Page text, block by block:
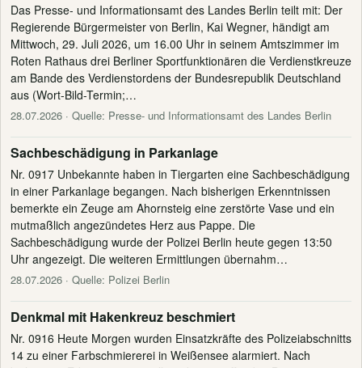
Das Presse- und Informationsamt des Landes Berlin teilt mit: Der
Regierende Bürgermeister von Berlin, Kai Wegner, händigt am
Mittwoch, 29. Juli 2026, um 16.00 Uhr in seinem Amtszimmer im
Roten Rathaus drei Berliner Sportfunktionären die Verdienstkreuze
am Bande des Verdienstordens der Bundesrepublik Deutschland
aus (Wort-Bild-Termin;…
28.07.2026 · Quelle: Presse- und Informationsamt des Landes Berlin
Sachbeschädigung in Parkanlage
Nr. 0917 Unbekannte haben in Tiergarten eine Sachbeschädigung
in einer Parkanlage begangen. Nach bisherigen Erkenntnissen
bemerkte ein Zeuge am Ahornsteig eine zerstörte Vase und ein
mutmaßlich angezündetes Herz aus Pappe. Die
Sachbeschädigung wurde der Polizei Berlin heute gegen 13:50
Uhr angezeigt. Die weiteren Ermittlungen übernahm…
28.07.2026 · Quelle: Polizei Berlin
Denkmal mit Hakenkreuz beschmiert
Nr. 0916 Heute Morgen wurden Einsatzkräfte des Polizeiabschnitts
14 zu einer Farbschmiererei in Weißensee alarmiert. Nach